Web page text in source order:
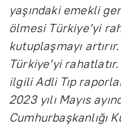
yaşındaki emekli
ölmesi Türkiye’yi
kutuplaşmayı
Türkiye’yi
ilgili Adli Tıp
2023 yılı Mayıs
Cumhurbaşkanlığı